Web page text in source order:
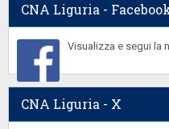
CNA Liguria -
Visualizza e segui la
CNA Liguria - X